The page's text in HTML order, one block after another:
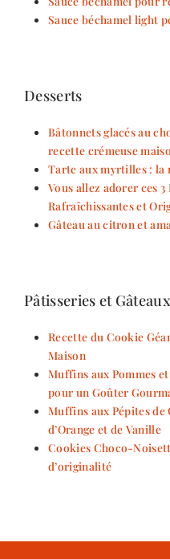
Sauce béchamel light
Desserts
Bâtonnets glacés au
recette crémeuse
Tarte aux myrtilles : la
Vous allez adorer ces
Rafraîchissantes et
Gâteau au citron et
Pâtisseries et Gâteaux
Recette du Cookie
Maison
Muffins aux Pommes
pour un Goûter
Muffins aux Pépites de
d’Orange et de Vanille
Cookies Choco-
d’originalité